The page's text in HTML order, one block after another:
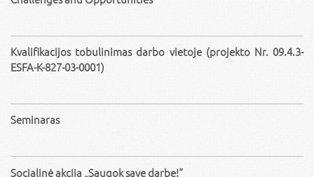
Kvalifikacijos tobulinimas darbo vietoje (projekto Nr. 09.4.3-
ESFA-K-827-03-0001)
Seminaras
Socialinė akcija „Saugok save darbe!“